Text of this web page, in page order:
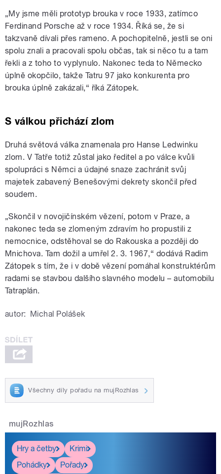
„My jsme měli prototyp brouka v roce 1933, zatímco
Ferdinand Porsche až v roce 1934. Říká se, že si
takzvaně dívali přes rameno. A pochopitelně, jestli se oni
spolu znali a pracovali spolu občas, tak si něco tu a tam
řekli a z toho to vyplynulo. Nakonec teda to Německo
úplně okopčilo, takže Tatru 97 jako konkurenta pro
brouka úplně zakázali,“ říká Zátopek.
S válkou přichází zlom
Druhá světová válka znamenala pro Hanse Ledwinku
zlom. V Tatře totiž zůstal jako ředitel a po válce kvůli
spolupráci s Němci a údajné snaze zachránit svůj
majetek zabavený Benešovými dekrety skončil před
soudem.
„Skončil v novojičínském vězení, potom v Praze, a
nakonec teda se zlomeným zdravím ho propustili z
nemocnice, odstěhoval se do Rakouska a později do
Mnichova. Tam dožil a umřel 2. 3. 1967,“ dodává Radim
Zátopek s tím, že i v době vězení pomáhal konstruktérům
radami se stavbou dalšího slavného modelu – automobilu
Tatraplán.
autor: Michal Polášek
Všechny díly pořadu na mujRozhlas
mujRozhlas
Hry a četby
Krimi
Pohádky
Pořady